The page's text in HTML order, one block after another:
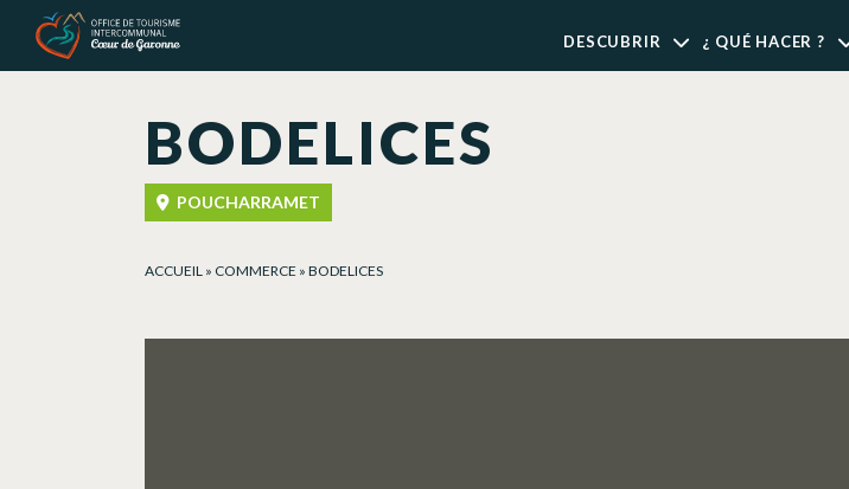
DESCUBRIR ¿ QUÉ HACER ?
BODELICES
POUCHARRAMET
ACCUEIL » COMMERCE » BODELICES
Panel de gestión de cookies